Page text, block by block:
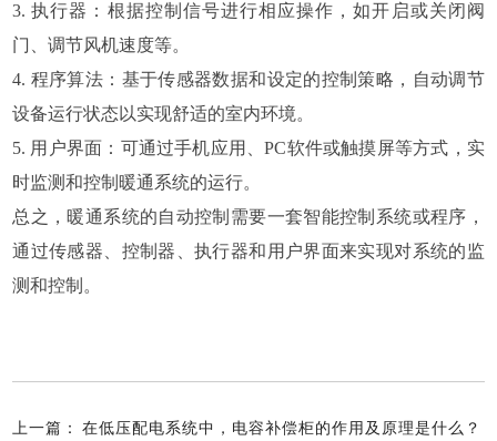
3. 执行器：根据控制信号进行相应操作，如开启或关闭阀
门、调节风机速度等。
4. 程序算法：基于传感器数据和设定的控制策略，自动调节
设备运行状态以实现舒适的室内环境。
5. 用户界面：可通过手机应用、PC软件或触摸屏等方式，实
时监测和控制暖通系统的运行。
总之，暖通系统的自动控制需要一套智能控制系统或程序，
通过传感器、控制器、执行器和用户界面来实现对系统的监
测和控制。
上一篇： 在低压配电系统中，电容补偿柜的作用及原理是什么？